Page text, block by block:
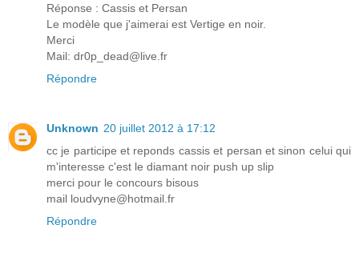
Réponse : Cassis et Persan
Le modèle que j'aimerai est Vertige en noir.
Merci
Mail: dr0p_dead@live.fr
Répondre
Unknown 20 juillet 2012 à 17:12
cc je participe et reponds cassis et persan et sinon celui qui
m'interesse c'est le diamant noir push up slip
merci pour le concours bisous
mail loudvyne@hotmail.fr
Répondre